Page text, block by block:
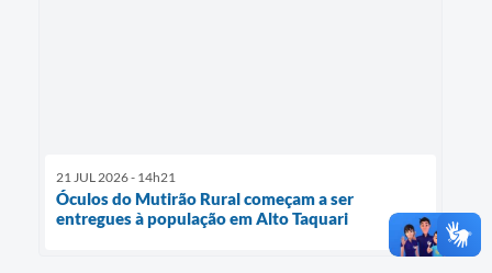
21 JUL 2026 - 14h21
Óculos do Mutirão Rural começam a ser
entregues à população em Alto Taquari